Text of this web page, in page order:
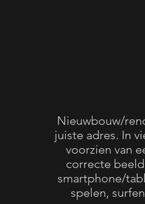
Nieuwbouw/
juiste adres. In
voorzien van
correcte
smartphone/
spelen,